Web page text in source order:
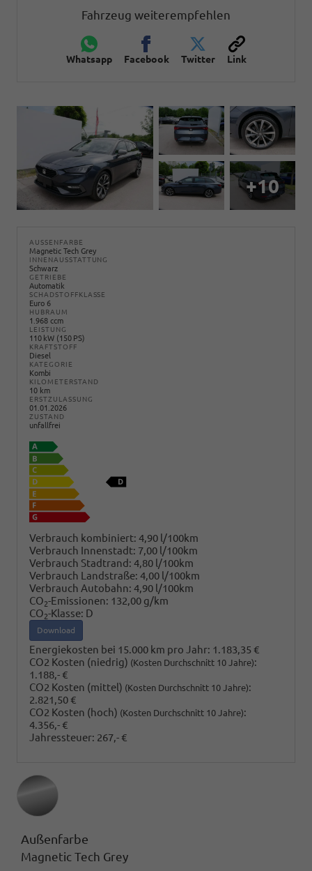
Fahrzeug weiterempfehlen
Whatsapp Facebook Twitter Link
+10
AUSSENFARBE
Magnetic Tech Grey
INNENAUSSTATTUNG
Schwarz
GETRIEBE
Automatik
SCHADSTOFFKLASSE
Euro 6
HUBRAUM
1.968 ccm
LEISTUNG
110 kW (150 PS)
KRAFTSTOFF
Diesel
KATEGORIE
Kombi
KILOMETERSTAND
10 km
ERSTZULASSUNG
01.01.2026
ZUSTAND
unfallfrei
Verbrauch kombiniert: 4,90 l/100km
Verbrauch Innenstadt: 7,00 l/100km
Verbrauch Stadtrand: 4,80 l/100km
Verbrauch Landstraße: 4,00 l/100km
Verbrauch Autobahn: 4,90 l/100km
CO2-Emissionen: 132,00 g/km
CO2-Klasse: D
Download
Energiekosten bei 15.000 km pro Jahr: 1.183,35 €
CO2 Kosten (niedrig) (Kosten Durchschnitt 10 Jahre):
1.188,- €
CO2 Kosten (mittel) (Kosten Durchschnitt 10 Jahre):
2.821,50 €
CO2 Kosten (hoch) (Kosten Durchschnitt 10 Jahre):
4.356,- €
Jahressteuer: 267,- €
Außenfarbe
Magnetic Tech Grey